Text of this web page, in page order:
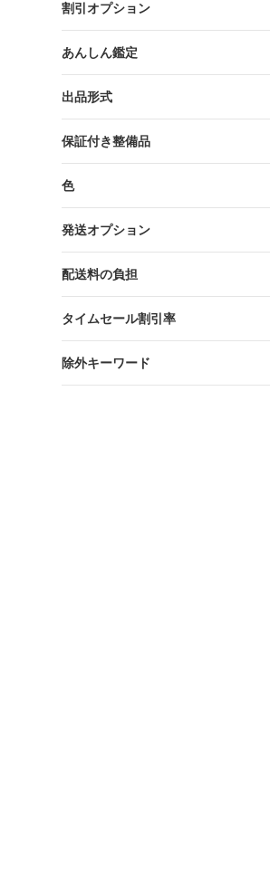
割引オプション
あんしん鑑定
出品形式
保証付き整備品
色
発送オプション
配送料の負担
タイムセール割引率
除外キーワード